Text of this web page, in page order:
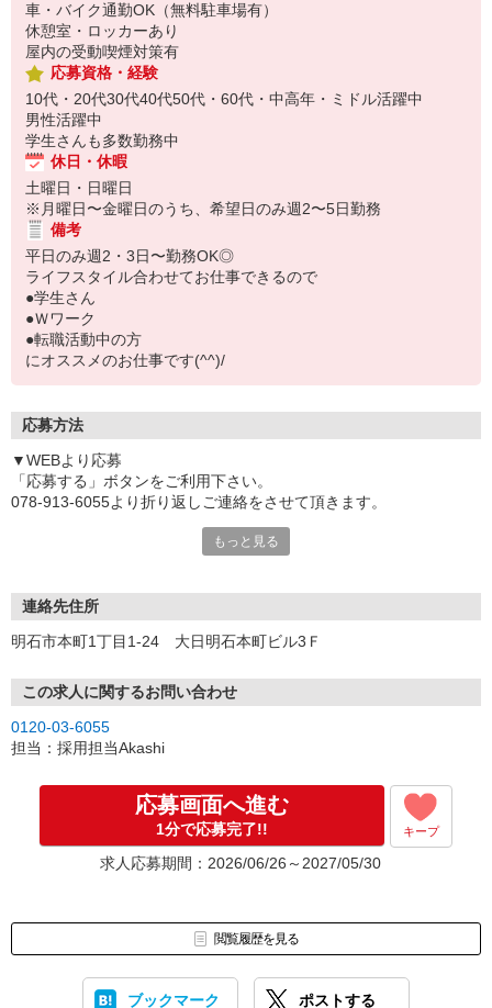
車・バイク通勤OK（無料駐車場有）
休憩室・ロッカーあり
屋内の受動喫煙対策有
応募資格・経験
10代・20代30代40代50代・60代・中高年・ミドル活躍中
男性活躍中
学生さんも多数勤務中
休日・休暇
土曜日・日曜日
※月曜日〜金曜日のうち、希望日のみ週2〜5日勤務
備考
平日のみ週2・3日〜勤務OK◎
ライフスタイル合わせてお仕事できるので
●学生さん
●Ｗワーク
●転職活動中の方
にオススメのお仕事です(^^)/
応募方法
▼WEBより応募
「応募する」ボタンをご利用下さい。
078-913-6055より折り返しご連絡をさせて頂きます。
面接0回（お電話でのヒアリングのみ）
（登録時には御本人確認できる身分証明書をご提示いただきます）
＝＝＝＝＝＝＝＝＝＝＝＝＝＝＝＝＝＝＝
シティトラストは創立30年の実績！
地域密着で安心のお仕事をご紹介します◎
お気軽にご相談・お問合せください♪
もっと見る
連絡先住所
明石市本町1丁目1-24 大日明石本町ビル3Ｆ
この求人に関するお問い合わせ
0120-03-6055
担当：採用担当Akashi
応募画面へ進む
1分で応募完了!! キープ
求人応募期間：2026/06/26～2027/05/30
閲覧履歴を見る
ブックマーク ポストする